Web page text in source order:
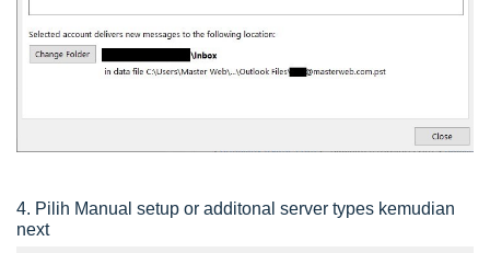
4. Pilih Manual setup or additonal server types kemudian
next